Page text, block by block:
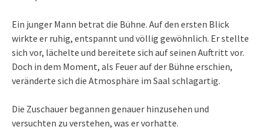
Ein junger Mann betrat die Bühne. Auf den ersten Blick
wirkte er ruhig, entspannt und völlig gewöhnlich. Er stellte
sich vor, lächelte und bereitete sich auf seinen Auftritt vor.
Doch in dem Moment, als Feuer auf der Bühne erschien,
veränderte sich die Atmosphäre im Saal schlagartig.
Die Zuschauer begannen genauer hinzusehen und
versuchten zu verstehen, was er vorhatte.